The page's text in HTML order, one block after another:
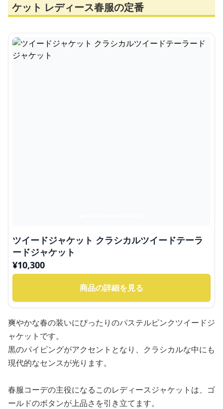
ケット レディース春服の定番
ツイードジャケット クラシカルツイードテーラ
ードジャケット
¥10,300
商品の詳細を見る
爽やかな春の装いにぴったりのパステルピンクツイードジ
ャケットです。
黒のパイピングがアクセントとなり、クラシカルな中にも
現代的なセンスが光ります。
春服コーデの主役になるこのレディースジャケットは、ゴ
ールドのボタンが上品さを引き立てます。